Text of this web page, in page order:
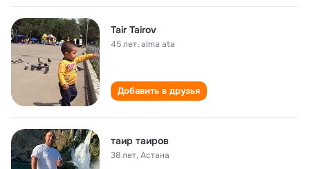
Tair Tairov
45 лет,alma ata
Добавить в друзья
таир таиров
38 лет,Астана